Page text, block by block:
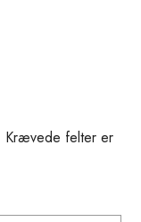
Krævede felter er